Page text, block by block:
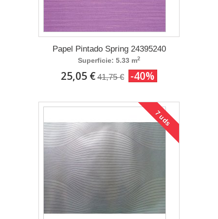
Papel Pintado Spring 24395240
Superficie: 5.33 m2
25,05 € 41,75 € -40%
7 uds